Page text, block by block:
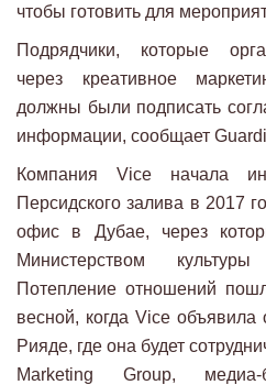
чтобы готовить для
Подрядчики, которые
через креативное
должны были подписать
информации, сообщает
Компания Vice начала
Персидского залива в 2017
офис в Дубае, через
Министерством
Потепление отношений
весной, когда Vice
Рияде, где она будет
Marketing Group,